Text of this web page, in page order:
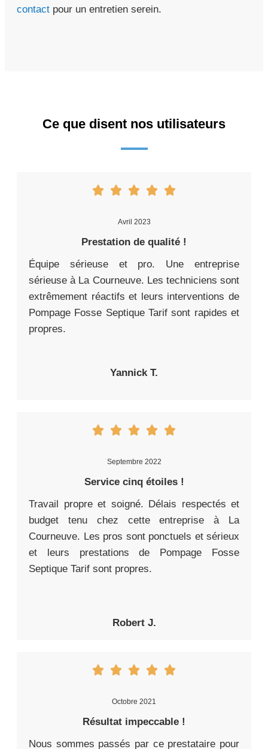
contact pour un entretien serein.
Ce que disent nos utilisateurs
Avril 2023
Prestation de qualité !
Équipe sérieuse et pro. Une entreprise
sérieuse à La Courneuve. Les techniciens sont
extrêmement réactifs et leurs interventions de
Pompage Fosse Septique Tarif sont rapides et
propres.
Yannick T.
Septembre 2022
Service cinq étoiles !
Travail propre et soigné. Délais respectés et
budget tenu chez cette entreprise à La
Courneuve. Les pros sont ponctuels et sérieux
et leurs prestations de Pompage Fosse
Septique Tarif sont propres.
Robert J.
Octobre 2021
Résultat impeccable !
Nous sommes passés par ce prestataire pour